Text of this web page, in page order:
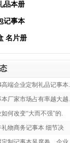
品本册
记事本
名片册
高端企业定制礼品记事本.
厂家市场占有率越大越.
何改变“大而不强”的.
礼物商务记事本 细节决